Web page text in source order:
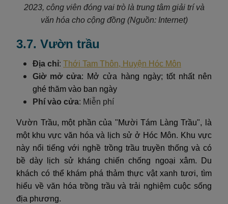
2023, công viên đóng vai trò là trung tâm giải trí và
văn hóa cho cộng đồng (Nguồn: Internet)
3.7. Vườn trầu
Địa chỉ: Thới Tam Thôn, Huyện Hóc Môn
Giờ mở cửa: Mở cửa hàng ngày; tốt nhất nên
ghé thăm vào ban ngày
Phí vào cửa: Miễn phí
Vườn Trầu, một phần của "Mười Tám Làng Trầu", là
một khu vực văn hóa và lịch sử ở Hóc Môn. Khu vực
này nổi tiếng với nghề trồng trầu truyền thống và có
bề dày lịch sử kháng chiến chống ngoại xâm. Du
khách có thể khám phá thảm thực vật xanh tươi, tìm
hiểu về văn hóa trồng trầu và trải nghiệm cuộc sống
địa phương.